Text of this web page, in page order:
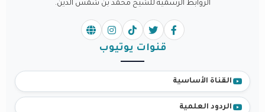
الروابط الرسمية للشيخ محمد بن شمس الدين.
قنوات يوتيوب
القناة الأساسية
الردود العلمية